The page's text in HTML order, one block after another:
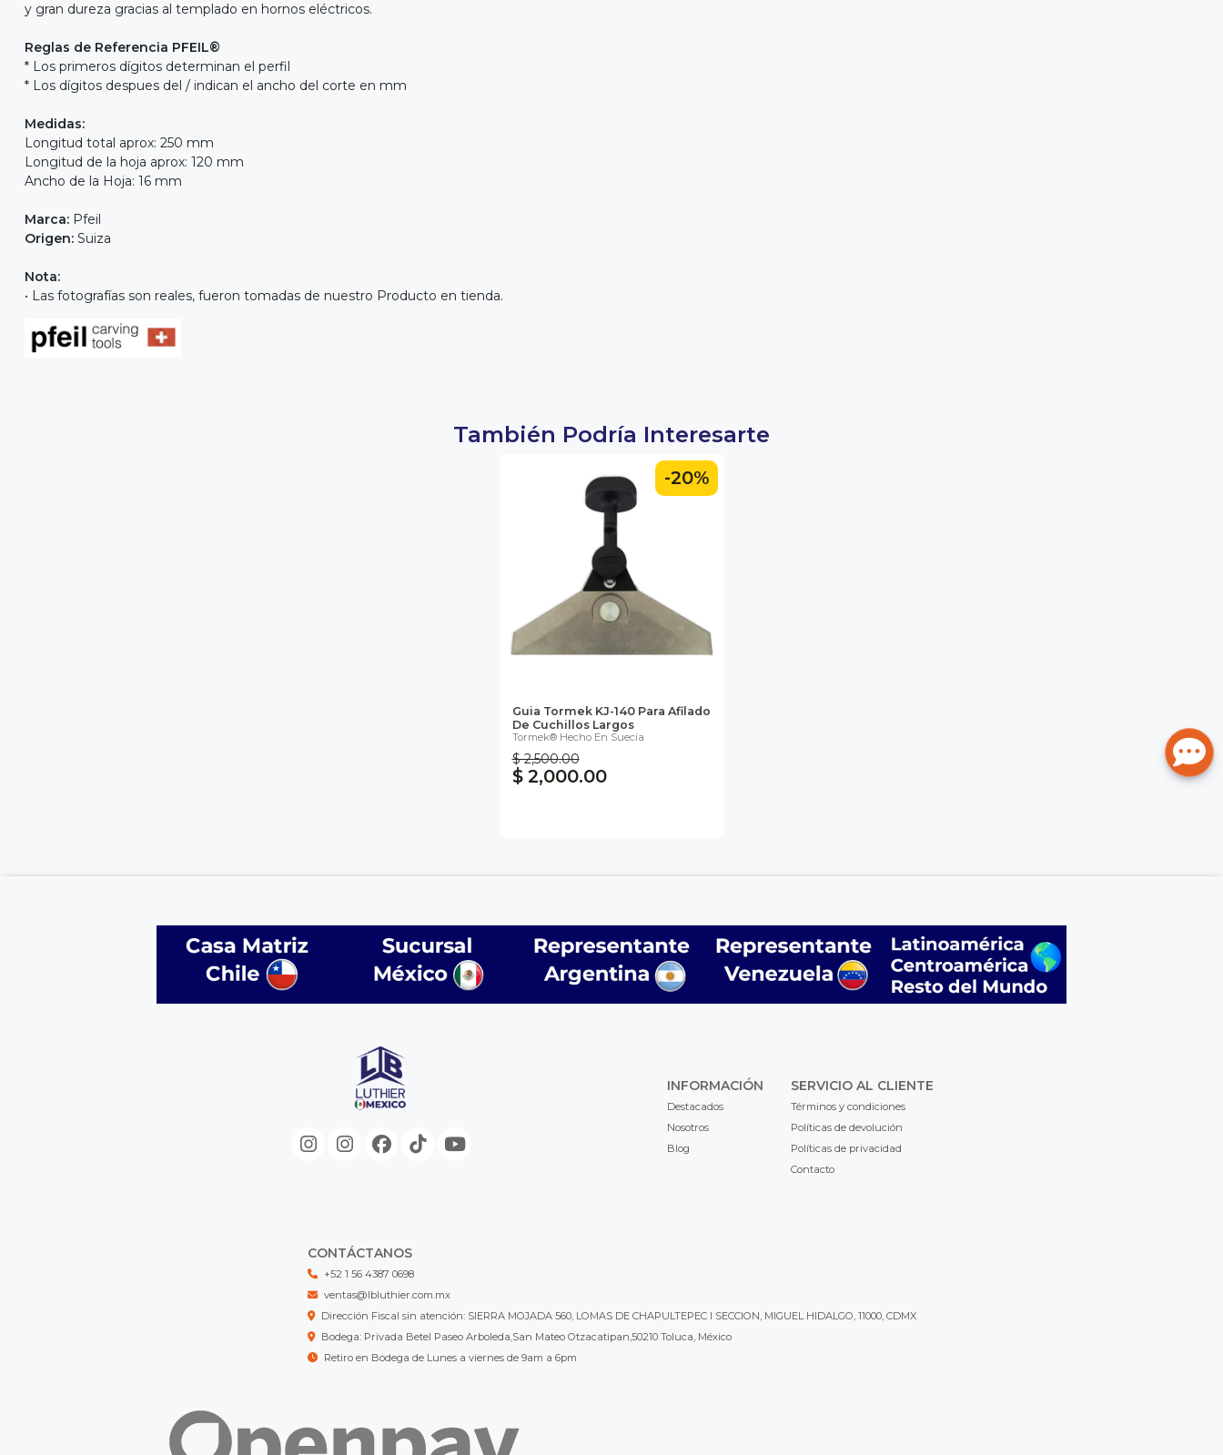
y gran dureza gracias al templado en hornos eléctricos.
Reglas de Referencia PFEIL®
* Los primeros dígitos determinan el perfil
* Los dígitos despues del / indican el ancho del corte en mm
Medidas:
Longitud total aprox: 250 mm
Longitud de la hoja aprox: 120 mm
Ancho de la Hoja: 16 mm
Marca: Pfeil
Origen: Suiza
Nota:
• Las fotografías son reales, fueron tomadas de nuestro Producto en tienda.
También Podría Interesarte
-20%
Guia Tormek KJ-140 Para Afilado
De Cuchillos Largos
Tormek® Hecho En Suecia
$ 2,500.00
$ 2,000.00
INFORMACIÓN
Destacados
Nosotros
Blog
SERVICIO AL CLIENTE
Términos y condiciones
Políticas de devolución
Políticas de privacidad
Contacto
CONTÁCTANOS
+52 1 56 4387 0698
ventas@lbluthier.com.mx
Dirección Fiscal sin atención: SIERRA MOJADA 560, LOMAS DE CHAPULTEPEC I SECCION, MIGUEL HIDALGO, 11000, CDMX
Bodega: Privada Betel Paseo Arboleda,San Mateo Otzacatipan,50210 Toluca, México
Retiro en Bodega de Lunes a viernes de 9am a 6pm